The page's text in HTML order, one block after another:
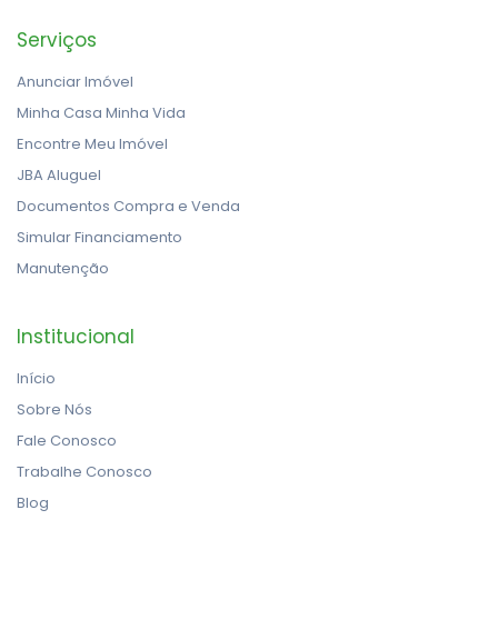
Serviços
Anunciar Imóvel
Minha Casa Minha Vida
Encontre Meu Imóvel
JBA Aluguel
Documentos Compra e Venda
Simular Financiamento
Manutenção
Institucional
Início
Sobre Nós
Fale Conosco
Trabalhe Conosco
Blog